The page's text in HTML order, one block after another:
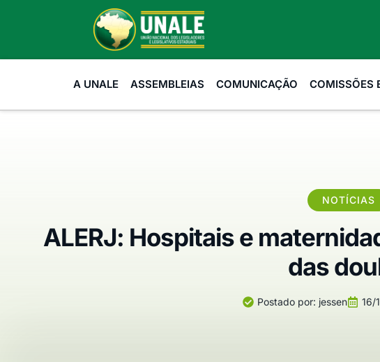
A UNALE ASSEMBLEIAS COMUNICAÇÃO COMISSÕES
NOTÍCIAS
ALERJ: Hospitais e
das
Postado por: jessen 16/